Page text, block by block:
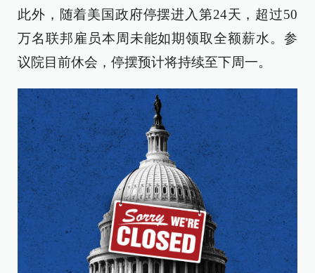
此外，随着美国政府停摆进入第24天，超过50
万名联邦雇员本周未能如期领取全额薪水。参
议院目前休会，停摆预计将持续至下周一。